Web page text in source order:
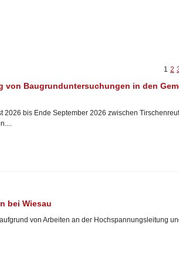
1 2
von Baugrunduntersuchungen in den
2026 bis Ende September 2026 zwischen
bei Wiesau
von Arbeiten an der Hochspannungsleitung